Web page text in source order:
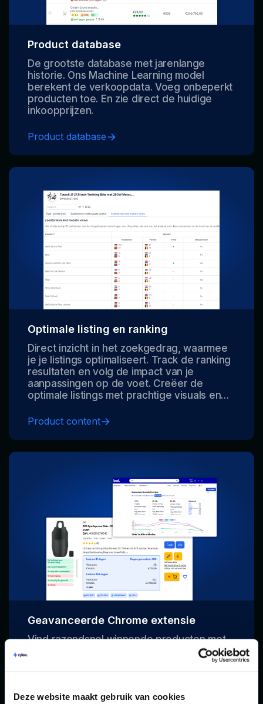
Deze website maakt gebruik van cookies
Product database
De grootste database met jarenlange
historie. Ons Machine Learning model
berekent de verkoopdata. Voeg onbeperkt
producten toe. En zie direct de huidige
inkoopprijzen.
Product database
Optimale listing en ranking
Direct inzicht in het zoekgedrag, waarmee
je je listings optimaliseert. Track de ranking
resultaten en volg de impact van je
aanpassingen op de voet. Creëer de
optimale listings met prachtige visuals en
Product content
Geavanceerde Chrome extensie
Vind razendsnel winnende producten met
Rylee's data direct op Bol. Zoekvolumes,
product data, VPL's, de review-analyser,
leeftijden van kopers én inkoopprijzen.